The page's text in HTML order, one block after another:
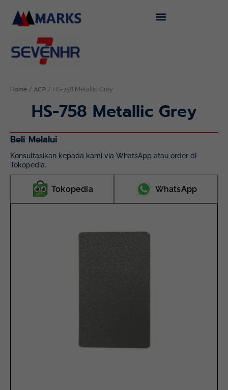
content
Home / ACP / HS-758 Metallic Grey
HS-758 Metallic Grey
Beli Melalui
Konsultasikan kepada kami via WhatsApp atau order di
Tokopedia.
Tokopedia WhatsApp